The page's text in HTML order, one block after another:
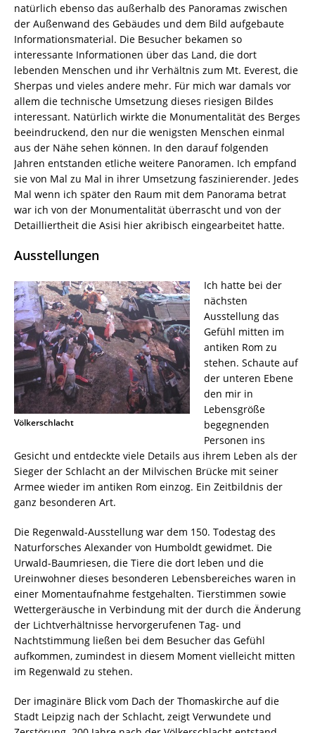
natürlich ebenso das außerhalb des Panoramas zwischen
der Außenwand des Gebäudes und dem Bild aufgebaute
Informationsmaterial. Die Besucher bekamen so
interessante Informationen über das Land, die dort
lebenden Menschen und ihr Verhältnis zum Mt. Everest, die
Sherpas und vieles andere mehr. Für mich war damals vor
allem die technische Umsetzung dieses riesigen Bildes
interessant. Natürlich wirkte die Monumentalität des Berges
beeindruckend, den nur die wenigsten Menschen einmal
aus der Nähe sehen können. In den darauf folgenden
Jahren entstanden etliche weitere Panoramen. Ich empfand
sie von Mal zu Mal in ihrer Umsetzung faszinierender. Jedes
Mal wenn ich später den Raum mit dem Panorama betrat
war ich von der Monumentalität überrascht und von der
Detailliertheit die Asisi hier akribisch eingearbeitet hatte.
Ausstellungen
Völkerschlacht
Ich hatte bei der
nächsten
Ausstellung das
Gefühl mitten im
antiken Rom zu
stehen. Schaute auf
der unteren Ebene
den mir in
Lebensgröße
begegnenden
Personen ins
Gesicht und entdeckte viele Details aus ihrem Leben als der
Sieger der Schlacht an der Milvischen Brücke mit seiner
Armee wieder im antiken Rom einzog. Ein Zeitbildnis der
ganz besonderen Art.
Die Regenwald-Ausstellung war dem 150. Todestag des
Naturforsches Alexander von Humboldt gewidmet. Die
Urwald-Baumriesen, die Tiere die dort leben und die
Ureinwohner dieses besonderen Lebensbereiches waren in
einer Momentaufnahme festgehalten. Tierstimmen sowie
Wettergeräusche in Verbindung mit der durch die Änderung
der Lichtverhältnisse hervorgerufenen Tag- und
Nachtstimmung ließen bei dem Besucher das Gefühl
aufkommen, zumindest in diesem Moment vielleicht mitten
im Regenwald zu stehen.
Der imaginäre Blick vom Dach der Thomaskirche auf die
Stadt Leipzig nach der Schlacht, zeigt Verwundete und